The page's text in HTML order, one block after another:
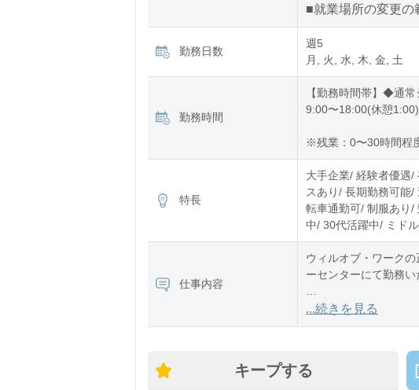
■就業場所の変更の
勤務日数
週5
月, 火, 水, 木, 金, 土
勤務時間
【勤務時間帯】◆通
9:00〜18:00(休憩1:00)
※残業：0〜30時間程
特長
大手企業/ 経験者優遇
スあり/ 長期勤務可能
転車通勤可/ 制服あり/
中/ 30代活躍中/ ミド
仕事内容
ウィルオブ・ワーク
ーセンターにて勤務い
▼配属先での業務内容
...続きを見る
キープする